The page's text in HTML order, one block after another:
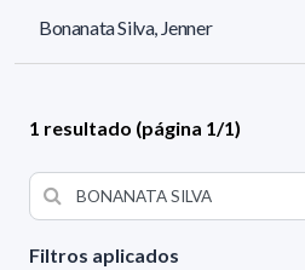
Filtros aplicados
Bonanata Silva, Jenner
1 resultado (página 1/1)